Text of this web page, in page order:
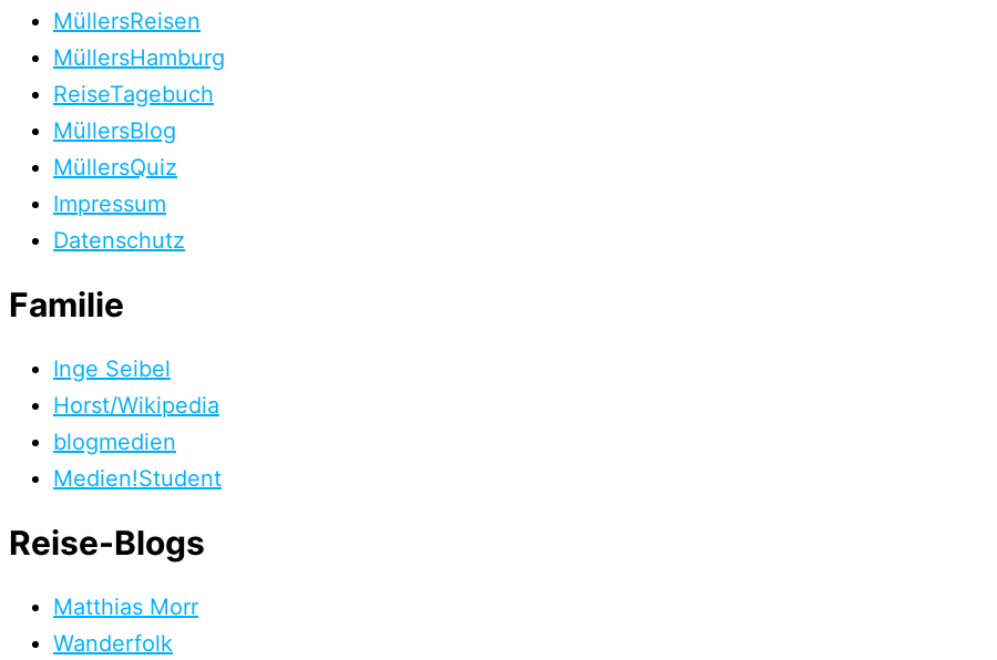
MüllersReisen
MüllersHamburg
ReiseTagebuch
MüllersBlog
MüllersQuiz
Impressum
Datenschutz
Familie
Inge Seibel
Horst/Wikipedia
blogmedien
Medien!Student
Reise-Blogs
Matthias Morr
Wanderfolk